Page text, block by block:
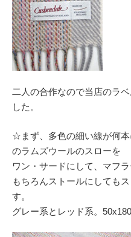
二人の合作なので当店のラ
した。
☆まず、多色の細い線が何
のラムズウールのスローを
ワン・サードにして、マフラ
もちろんストールにしても
す。
グレー系とレッド系。